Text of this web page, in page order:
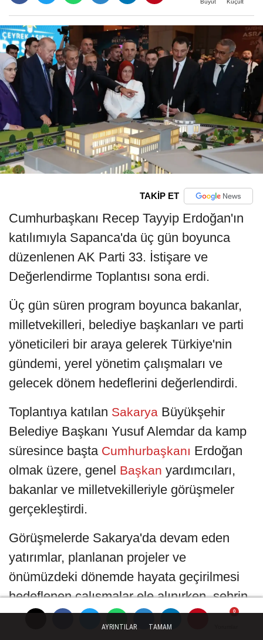
Büyüt Küçült
TAKİP ET
Cumhurbaşkanı Recep Tayyip Erdoğan'ın
katılımıyla Sapanca'da üç gün boyunca
düzenlenen AK Parti 33. İstişare ve
Değerlendirme Toplantısı sona erdi.
Üç gün süren program boyunca bakanlar,
milletvekilleri, belediye başkanları ve parti
yöneticileri bir araya gelerek Türkiye'nin
gündemi, yerel yönetim çalışmaları ve
gelecek dönem hedeflerini değerlendirdi.
Toplantıya katılan Sakarya Büyükşehir
Belediye Başkanı Yusuf Alemdar da kamp
süresince başta Cumhurbaşkanı Erdoğan
olmak üzere, genel Başkan yardımcıları,
bakanlar ve milletvekilleriyle görüşmeler
gerçekleştirdi.
Görüşmelerde Sakarya'da devam eden
yatırımlar, planlanan projeler ve
önümüzdeki dönemde hayata geçirilmesi
hedeflenen çalışmalar ele alınırken, şehrin
öncelikleri ve ihtiyaçları da istişare edildi.
AYRINTILAR TAMAM